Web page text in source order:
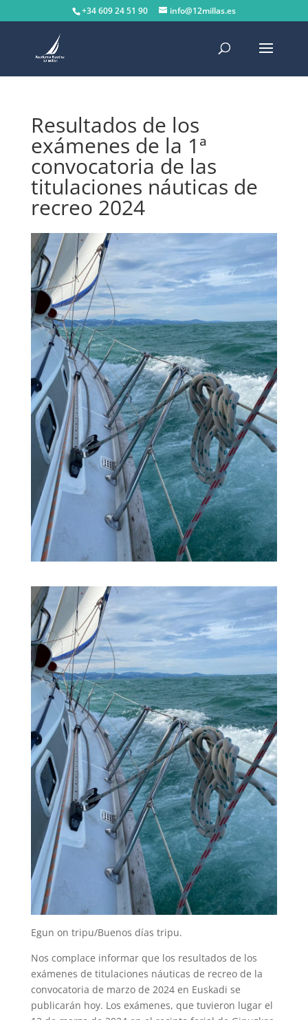
+34 609 24 51 90 info@12millas.es
Resultados de los
exámenes de la 1ª
convocatoria de las
titulaciones náuticas de
recreo 2024
Egun on tripu/Buenos días tripu.
Nos complace informar que los resultados de los
exámenes de titulaciones náuticas de recreo de la
convocatoria de marzo de 2024 en Euskadi se
publicarán hoy. Los exámenes, que tuvieron lugar el